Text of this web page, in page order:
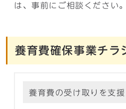
は、事前にご相談ください。
養育費確保事業チラ
養育費の受け取りを支